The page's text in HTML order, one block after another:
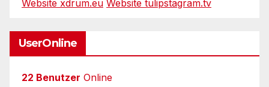
Website xdrum.eu Website tulipstagram.tv
UserOnline
22 Benutzer Online